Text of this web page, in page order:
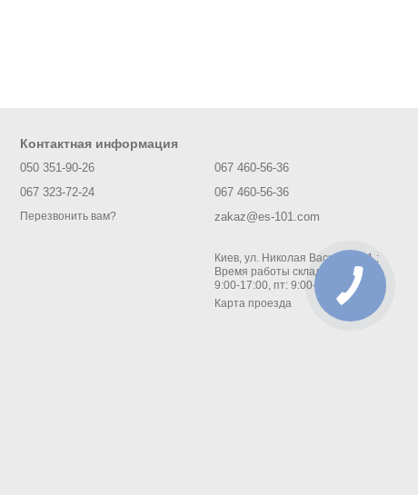
Контактная информация
050 351-90-26
067 323-72-24
Перезвонить вам?
067 460-56-36
067 460-56-36
zakaz@es-101.com
Киев, ул. Николая Василенко 1 ;
Время работы склада: пн-чт:
9:00-17:00, пт: 9:00-16:00
Карта проезда